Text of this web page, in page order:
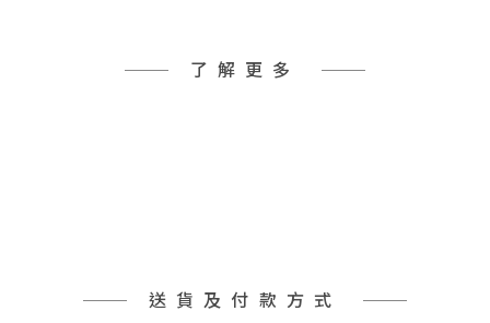
了解更多
送貨及付款方式